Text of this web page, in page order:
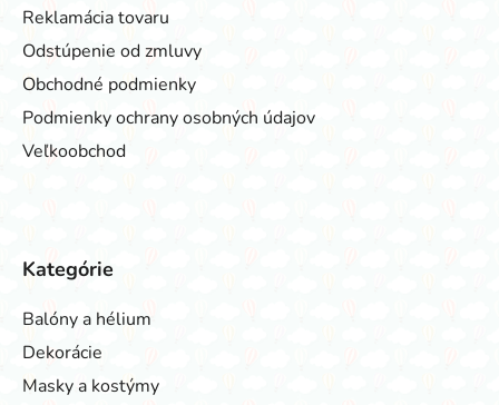
Reklamácia tovaru
Odstúpenie od zmluvy
Obchodné podmienky
Podmienky ochrany osobných údajov
Veľkoobchod
Kategórie
Balóny a hélium
Dekorácie
Masky a kostýmy